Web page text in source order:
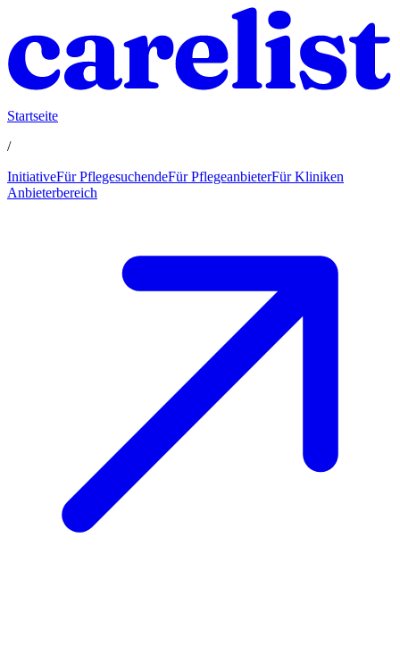
Startseite
/
InitiativeFür PflegesuchendeFür PflegeanbieterFür Kliniken
Anbieterbereich